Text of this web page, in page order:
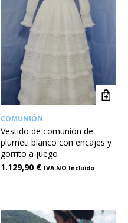
COMUNIÓN
Vestido de comunión de
plumeti blanco con encajes y
gorrito a juego
1.129,90 € IVA NO Incluido